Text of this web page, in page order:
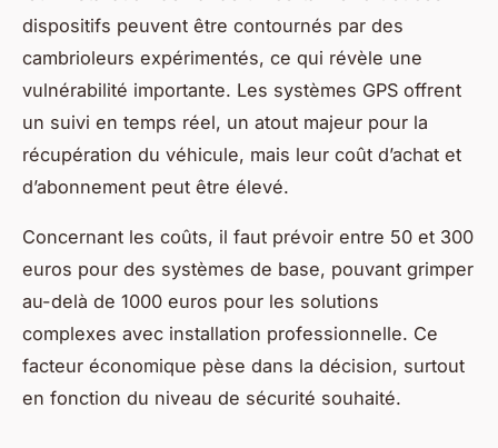
dispositifs peuvent être contournés par des
cambrioleurs expérimentés, ce qui révèle une
vulnérabilité importante. Les systèmes GPS offrent
un suivi en temps réel, un atout majeur pour la
récupération du véhicule, mais leur coût d’achat et
d’abonnement peut être élevé.
Concernant les coûts, il faut prévoir entre 50 et 300
euros pour des systèmes de base, pouvant grimper
au-delà de 1000 euros pour les solutions
complexes avec installation professionnelle. Ce
facteur économique pèse dans la décision, surtout
en fonction du niveau de sécurité souhaité.